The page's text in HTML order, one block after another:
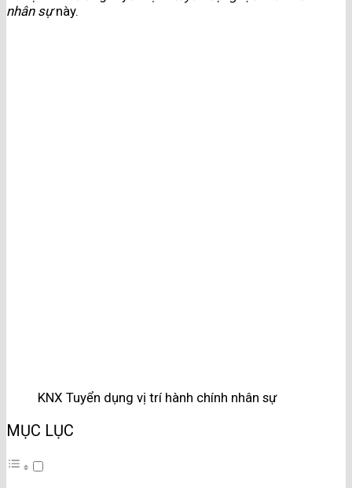
nhân sựnày.
KNX Tuyển dụng vị trí hành chính nhân sự
MỤC LỤC